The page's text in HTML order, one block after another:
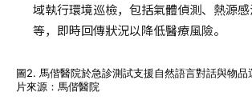
域執行環境巡檢，包括氣體偵測、熱源
等，即時回傳狀況以降低醫療風險。
圖2. 馬偕醫院於急診測試支援自然語言對話與物品
片來源：馬偕醫院